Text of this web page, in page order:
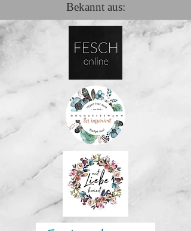
Bekannt aus: